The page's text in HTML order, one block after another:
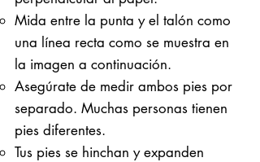
Mida entre la punta y el talón como
una línea recta como se muestra en
la imagen a continuación.
Asegúrate de medir ambos pies por
separado. Muchas personas tienen
pies diferentes.
Tus pies se hinchan y expanden